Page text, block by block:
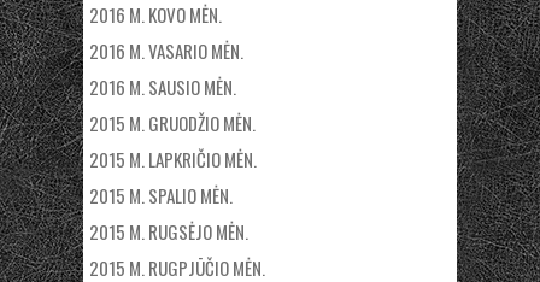
2016 M. KOVO MĖN.
2016 M. VASARIO MĖN.
2016 M. SAUSIO MĖN.
2015 M. GRUODŽIO MĖN.
2015 M. LAPKRIČIO MĖN.
2015 M. SPALIO MĖN.
2015 M. RUGSĖJO MĖN.
2015 M. RUGPJŪČIO MĖN.